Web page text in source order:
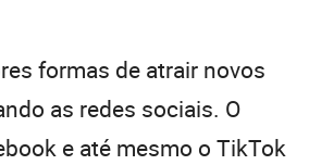
formas de atrair novos
as redes sociais. O
e até mesmo o TikTok